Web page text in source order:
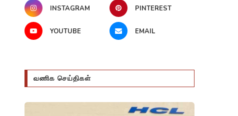
INSTAGRAM PINTEREST
YOUTUBE EMAIL
வணிக செய்திகள்